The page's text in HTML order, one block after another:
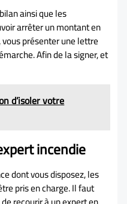
ainsi que les
arrêter un montant en
présenter une lettre
Afin de la signer, et
d’isoler votre
incendie
dont vous disposez, les
pris en charge. Il faut